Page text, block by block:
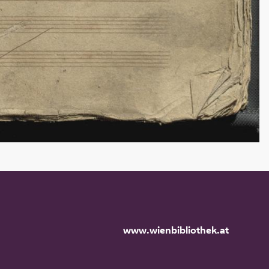
www.wienbibliothek.at